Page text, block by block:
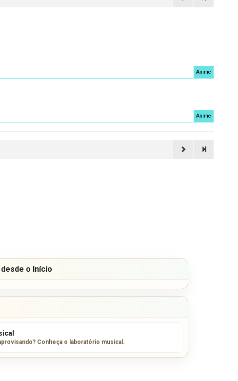
Anime
Anime
o Início
Conheça o laboratório musical.